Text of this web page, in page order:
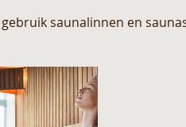
saunalinnen en